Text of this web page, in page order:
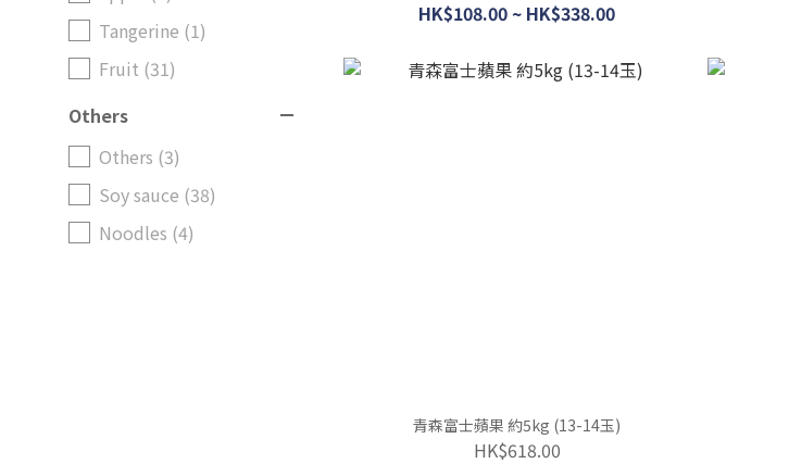
Tangerine (1)
Fruit (31)
Others
Others (3)
Soy sauce (38)
Noodles (4)
HK$108.00 ~ HK$338.00
青森富士蘋果 約5kg (13-14玉)
HK$618.00